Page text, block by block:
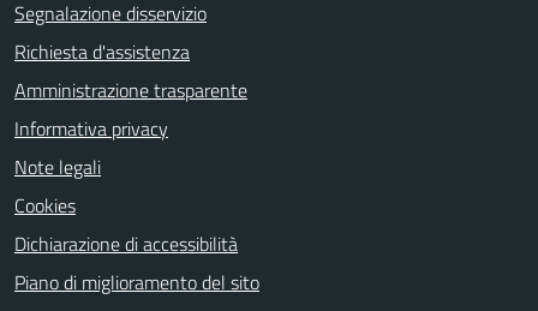
Segnalazione disservizio
Richiesta d'assistenza
Amministrazione trasparente
Informativa privacy
Note legali
Cookies
Dichiarazione di accessibilità
Piano di miglioramento del sito